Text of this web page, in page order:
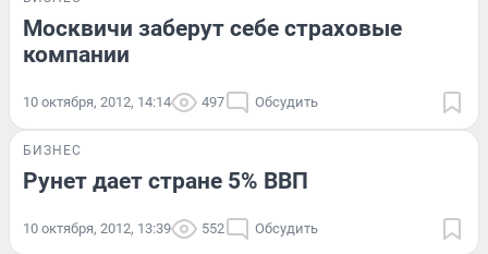
Москвичи заберут себе страховые
компании
10 октября, 2012, 14:14 497 Обсудить
БИЗНЕС
Рунет дает стране 5% ВВП
10 октября, 2012, 13:39 552 Обсудить